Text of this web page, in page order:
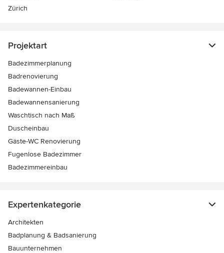
Zürich
Projektart
Badezimmerplanung
Badrenovierung
Badewannen-Einbau
Badewannensanierung
Waschtisch nach Maß
Duscheinbau
Gäste-WC Renovierung
Fugenlose Badezimmer
Badezimmereinbau
Expertenkategorie
Architekten
Badplanung & Badsanierung
Bauunternehmen